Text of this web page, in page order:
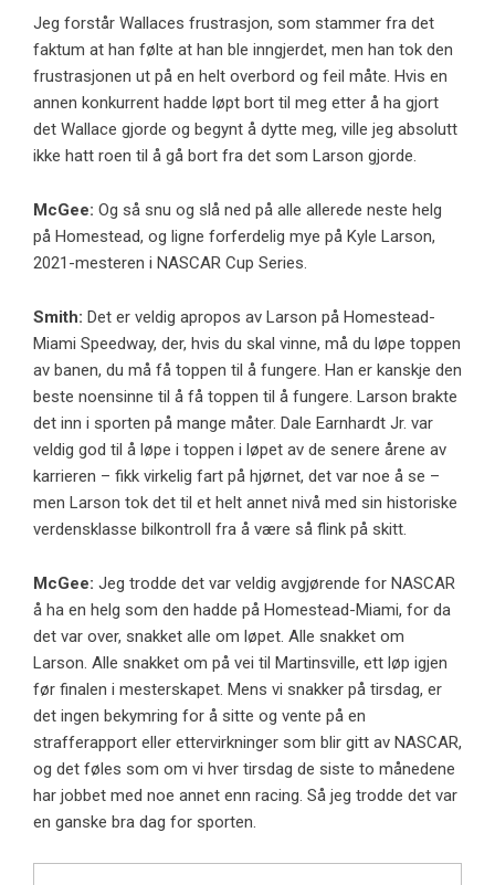
Jeg forstår Wallaces frustrasjon, som stammer fra det
faktum at han følte at han ble inngjerdet, men han tok den
frustrasjonen ut på en helt overbord og feil måte. Hvis en
annen konkurrent hadde løpt bort til meg etter å ha gjort
det Wallace gjorde og begynt å dytte meg, ville jeg absolutt
ikke hatt roen til å gå bort fra det som Larson gjorde.
McGee: Og så snu og slå ned på alle allerede neste helg
på Homestead, og ligne forferdelig mye på Kyle Larson,
2021-mesteren i NASCAR Cup Series.
Smith: Det er veldig apropos av Larson på Homestead-
Miami Speedway, der, hvis du skal vinne, må du løpe toppen
av banen, du må få toppen til å fungere. Han er kanskje den
beste noensinne til å få toppen til å fungere. Larson brakte
det inn i sporten på mange måter. Dale Earnhardt Jr. var
veldig god til å løpe i toppen i løpet av de senere årene av
karrieren – fikk virkelig fart på hjørnet, det var noe å se –
men Larson tok det til et helt annet nivå med sin historiske
verdensklasse bilkontroll fra å være så flink på skitt.
McGee: Jeg trodde det var veldig avgjørende for NASCAR
å ha en helg som den hadde på Homestead-Miami, for da
det var over, snakket alle om løpet. Alle snakket om
Larson. Alle snakket om på vei til Martinsville, ett løp igjen
før finalen i mesterskapet. Mens vi snakker på tirsdag, er
det ingen bekymring for å sitte og vente på en
strafferapport eller ettervirkninger som blir gitt av NASCAR,
og det føles som om vi hver tirsdag de siste to månedene
har jobbet med noe annet enn racing. Så jeg trodde det var
en ganske bra dag for sporten.